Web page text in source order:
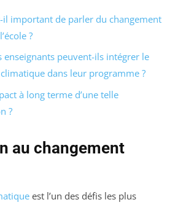
il important de parler du changement
?
enseignants peuvent-ils intégrer le
dans leur programme ?
à long terme d’une telle
?
au changement
est l’un des défis les plus